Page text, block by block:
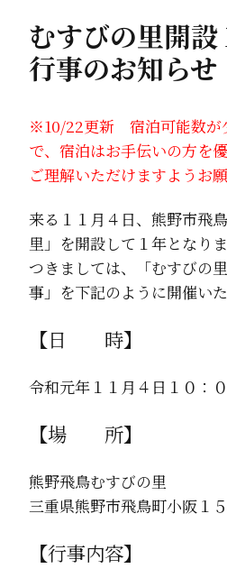
むすびの里開
行事のお知らせ
※10/22更新 宿泊可能数が
で、宿泊はお手伝いの方を
ご理解いただけますようお
来る１１月４日、熊野市飛
里」を開設して１年となりま
つきましては、「むすびの
事」を下記のように開催いた
【日 時】
令和元年１１月４日１０：
【場 所】
熊野飛鳥むすびの里
三重県熊野市飛鳥町小阪１
【行事内容】